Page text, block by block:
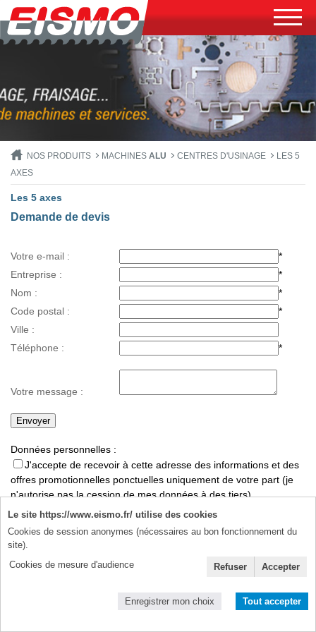
NOS PRODUITS MACHINES ALU CENTRES D'USINAGE
LES 5
AXES
Les 5 axes
Demande de devis
Votre e-mail :
*
Entreprise :
*
Nom :
*
Code postal :
*
Ville :
Téléphone :
*
Votre message :
Données personnelles :
J'accepte de recevoir à cette adresse des informations et des
offres promotionnelles ponctuelles uniquement de votre part (je
n'autorise pas la cession de mes données à des tiers).
J'accepte la politique de protection des données personnelles
détaillée dans la
notice légale du site
* Champs obligatoires
Accueil|Plan du site Notice légale Contact
Le site https://www.eismo.fr/ utilise des cookies
Cookies de session anonymes (nécessaires au bon fonctionnement du
site).
Cookies de mesure d'audience
Refuser Accepter
Enregistrer mon choix Tout accepter